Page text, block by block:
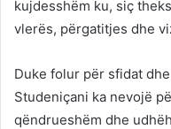
kujdesshëm ku, siç
vlerës, përgatitjes dhe
Duke folur për sfidat
Studeniçani ka nevojë
qëndrueshëm dhe